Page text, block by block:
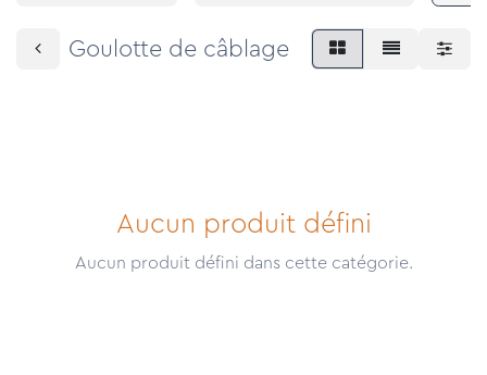
Goulotte de câblage
Aucun produit défini
Aucun produit défini dans cette catégorie.